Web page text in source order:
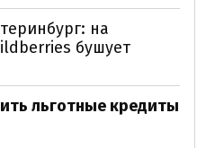
на
бушует
льготные кредиты